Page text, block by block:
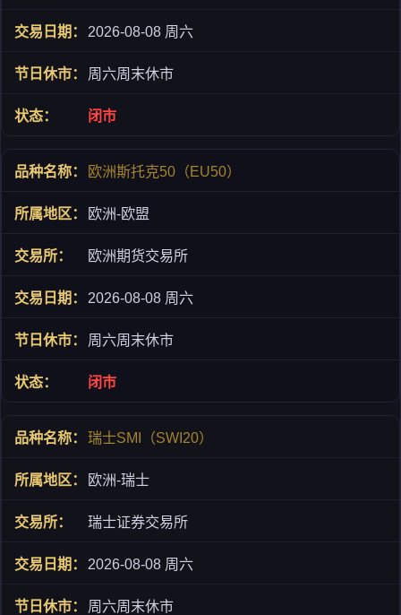
2026-08-08 周六
周六周末休市
闭市
欧洲斯托克50（EU50）
欧洲-欧盟
欧洲期货交易所
2026-08-08 周六
周六周末休市
闭市
瑞士SMI（SWI20）
欧洲-瑞士
瑞士证券交易所
2026-08-08 周六
周六周末休市